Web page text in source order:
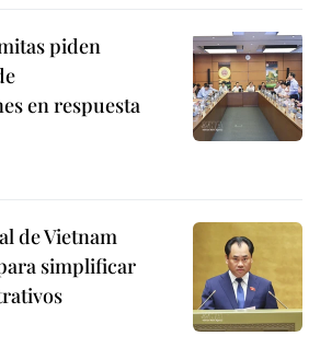
piden
en respuesta
de Vietnam
simplificar